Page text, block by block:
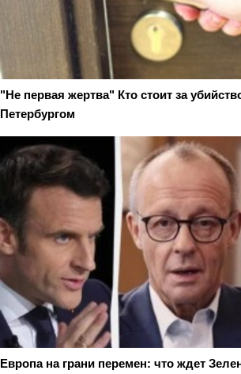
"Не первая жертва" Кто стоит за
Петербургом
Европа на грани перемен: что ждет